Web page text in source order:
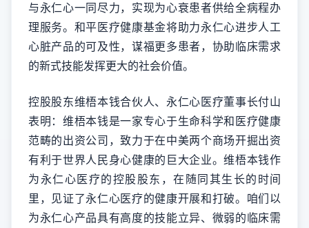
与永仁心一同尽力，实现为心衰患者供给全病程办
理服务。和平医疗健康基金将助力永仁心进步人工
心脏产品的可及性，谋福更多患者，协助临床需求
的新式技能发挥更大的社会价值。
控股股东维梧本钱合伙人、永仁心医疗董事长付山
表明：维梧本钱是一家专心于生命科学和医疗健康
范畴的出资公司，致力于在中美两个商场开掘出资
有利于世界人民身心健康的巨大企业。维梧本钱作
为永仁心医疗的控股股东，在随同其生长的时间
里，见证了永仁心医疗的健康开展和打破。咱们以
为永仁心产品具有高度的技能立异、微弱的临床需